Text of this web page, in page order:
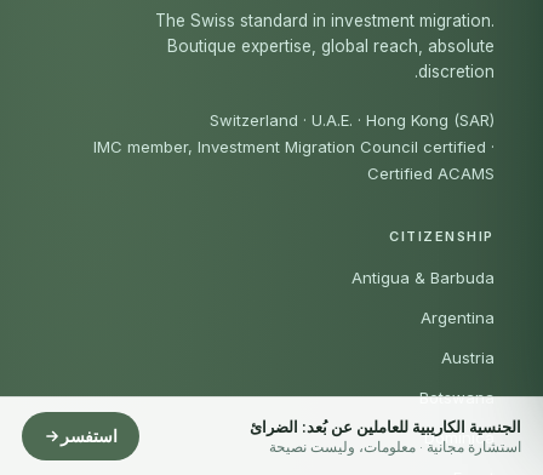
الجنسية الكاريبية للعاملين عن بُعد: الضرائ
استشارة مجانية · معلومات، وليست نصيحة
استفسر
The Swiss standard in investment migration.
Boutique expertise, global reach, absolute
discretion.
Switzerland · U.A.E. · Hong Kong (SAR)
IMC member, Investment Migration Council certified ·
Certified ACAMS
CITIZENSHIP
Antigua & Barbuda
Argentina
Austria
Botswana
Dominica